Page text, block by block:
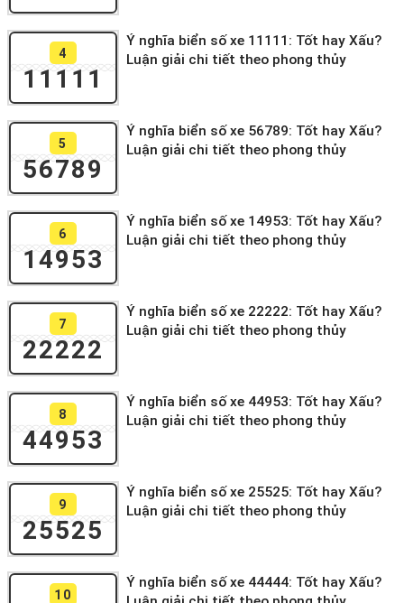
4
11111
Ý nghĩa biển số xe 11111: Tốt hay Xấu?
Luận giải chi tiết theo phong thủy
5
56789
Ý nghĩa biển số xe 56789: Tốt hay Xấu?
Luận giải chi tiết theo phong thủy
6
14953
Ý nghĩa biển số xe 14953: Tốt hay Xấu?
Luận giải chi tiết theo phong thủy
7
22222
Ý nghĩa biển số xe 22222: Tốt hay Xấu?
Luận giải chi tiết theo phong thủy
8
44953
Ý nghĩa biển số xe 44953: Tốt hay Xấu?
Luận giải chi tiết theo phong thủy
9
25525
Ý nghĩa biển số xe 25525: Tốt hay Xấu?
Luận giải chi tiết theo phong thủy
10
Ý nghĩa biển số xe 44444: Tốt hay Xấu?